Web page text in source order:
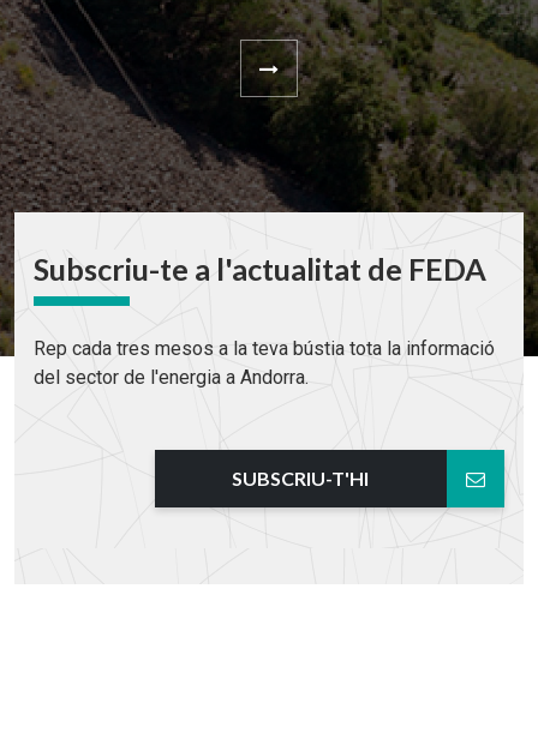
Subscriu-te a l'actualitat de FEDA
Rep cada tres mesos a la teva bústia tota la informació
del sector de l'energia a Andorra.
SUBSCRIU-T'HI